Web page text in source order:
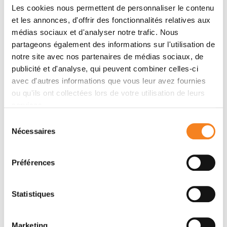
Les cookies nous permettent de personnaliser le contenu
et les annonces, d'offrir des fonctionnalités relatives aux
médias sociaux et d'analyser notre trafic. Nous
partageons également des informations sur l'utilisation de
notre site avec nos partenaires de médias sociaux, de
publicité et d'analyse, qui peuvent combiner celles-ci
avec d'autres informations que vous leur avez fournies
ou qu'ils ont collectées lors de votre utilisation de leurs
Nécessaires
Préférences
Statistiques
Marketing
d’utilisation du kit de dépistage est
disponible sur YouTube.
Il est important de noter que les différentes
modalités de dépistage ont pour objectif non
seulement d’identifier les cancers à un stade précoce
et de pronostic favorable, mais de déceler
cancers. C’est dire l’importance de la participation aux
ajoute le Dr Bruno Buecher.
priorité de l’Institut Curie
L’Institut Curie mobilise chercheurs, médecins et